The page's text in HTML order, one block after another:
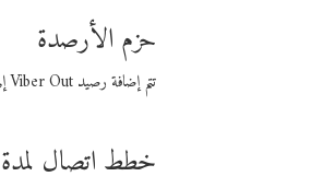
حزم الأرصدة
تتم إضافة رصيد Viber Out إلى رصيدك عند شراء أي مبلغ. باستخدام رصيدك، يمكنك إجراء مكالمات إلى أي رقم في العالم بأسعار فايبر المنخفضة.
خطط اتصال لمدة 30 يومًا